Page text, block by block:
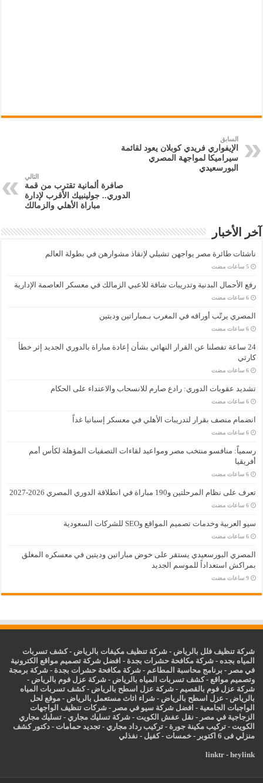
السابق
الإيفواري فريدي كوبلان يعود لقائمة
سيراميكا لمواجهة المصري
البورسعيدي
التالي
صافرة ألمانية تقترب من قمة
الدوري.. جولينبيك الأقرب لإدارة
مباراة الأهلي والزمالك
آخر الأخبار
ناشئات طائرة مصر يواجهن تشيلي لإنقاذ مشوارهن في بطولة العالم
‏5 ساعات مضت
رفع الأحمال البدنية وتدريبات شاقة للاعبي الزمالك في معسكر العاصمة الإدارية
‏6 ساعات مضت
المصري يرتّب أوراقه في المغرب بـمباراتين وديتين
‏6 ساعات مضت
24 ساعة تفصلنا عن القرار النهائي بشأن إعادة مباراة بالدوري الجديد إثر خطأ
كارثي
‏6 ساعات مضت
تشديد عقوبات الدوري: رادع صارم للانسحاب والاعتداء على الحكام
‏6 ساعات مضت
انضمام منصف بقرار لتدريبات الأهلي في معسكر إسبانيا غداً
‏6 ساعات مضت
رسمياً: منافسو منتخب مصر ومواعيد لقاءات التصفيات المؤهلة لكأس أمم
أفريقيا
‏6 ساعات مضت
تعرف على نظام المرحلتين و190 مباراة في انطلاقة الدوري المصري 2026-2027
‏6 ساعات مضت
سيو العربية وخدمات تصميم المواقع وSEO للشركات السعودية
‏6 ساعات مضت
المصري البورسعيدي يستقر على خوض مباراتين وديتين في معسكره المغلق
بمراكش استعداداً للموسم الجديد
‏9 ساعات مضت
شركة تنظيف فلل بالرياض -شركة تنظيف مكيفات بالرياض -كشف تسربات
المياه بجده -شركة مكافحة حشرات بجدة - افضل شركة تصميم مواقع الكترونية
في مصر - برنامج محاسبة المطاعم -شركة مكافحة حشرات بجدة -شركة برمجة
وتصميم مواقع -كشف تسربات المياه بالرياض -شركة عزل فوم بالرياض -
شركة عزل فوم بالقصيم -شركة عزل اسطح بالرياض -كشف تسربات المياه
بالرياض - عزل اسطح بالرياض -شراء اثاث مستعمل بالرياض - موقع لحل
الواجبات الجامعية - افضل شركة سيو في مصر -شركات تنظيف الواجهات
الزجاجية في مصر - نقل عفش الكويت -شركة تسليك مجاري -تسليك مجاري
الكويت -تركيب مكينة جورة -تركيب رداد مجاري -تجديد حمامات -دكتور كشف
منزلي فى 6 اكتوبر
-خمسات -كفيل - نفذلي
linktr- heylink